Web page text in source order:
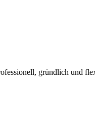
gründlich und